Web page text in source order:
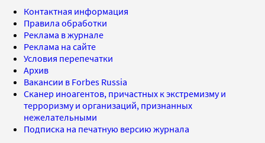
Контактная информация
Правила обработки
Реклама в журнале
Реклама на сайте
Условия перепечатки
Архив
Вакансии в Forbes Russia
Сканер иноагентов, причастных к экстремизму и
терроризму и организаций, признанных
нежелательными
Подписка на печатную версию журнала